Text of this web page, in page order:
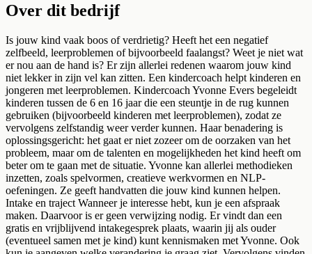
Over dit bedrijf
Is jouw kind vaak boos of verdrietig? Heeft het een negatief
zelfbeeld, leerproblemen of bijvoorbeeld faalangst? Weet je niet wat
er nou aan de hand is? Er zijn allerlei redenen waarom jouw kind
niet lekker in zijn vel kan zitten. Een kindercoach helpt kinderen en
jongeren met leerproblemen. Kindercoach Yvonne Evers begeleidt
kinderen tussen de 6 en 16 jaar die een steuntje in de rug kunnen
gebruiken (bijvoorbeeld kinderen met leerproblemen), zodat ze
vervolgens zelfstandig weer verder kunnen. Haar benadering is
oplossingsgericht: het gaat er niet zozeer om de oorzaken van het
probleem, maar om de talenten en mogelijkheden het kind heeft om
beter om te gaan met de situatie. Yvonne kan allerlei methodieken
inzetten, zoals spelvormen, creatieve werkvormen en NLP-
oefeningen. Ze geeft handvatten die jouw kind kunnen helpen.
Intake en traject Wanneer je interesse hebt, kun je een afspraak
maken. Daarvoor is er geen verwijzing nodig. Er vindt dan een
gratis en vrijblijvend intakegesprek plaats, waarin jij als ouder
(eventueel samen met je kind) kunt kennismaken met Yvonne. Ook